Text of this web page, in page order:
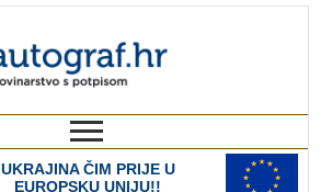
UKRAJINA ČIM PRIJE U
EUROPSKU UNIJU!!